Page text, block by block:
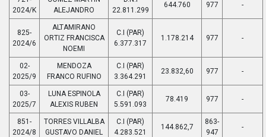
2024/K
ALEJANDRO
22.811.299
644.760 977 -
825-
2024/6
ALTAMIRANO
ORTIZ FRANCISCA
NOEMI
C.I (PAR)
6.377.317
1.178.214 977 -
02-
2025/9
MENDOZA
FRANCO RUFINO
C.I (PAR)
3.364.291
23.832,60 977 -
03-
2025/7
LUNA ESPINOLA
ALEXIS RUBEN
C.I (PAR)
5.591.093
78.419 977 -
851-
2024/8
TORRES VILLALBA
GUSTAVO DANIEL
C.I (PAR)
4.283.521
144.862,7
863-
947
-